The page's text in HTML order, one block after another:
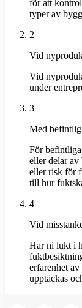
för att
typer av
2
Vid
Vid
under
3
Med
För
eller delar
eller risk för
till hur
4
Vid
Har ni lukt i
erfarenhet
upptäckas